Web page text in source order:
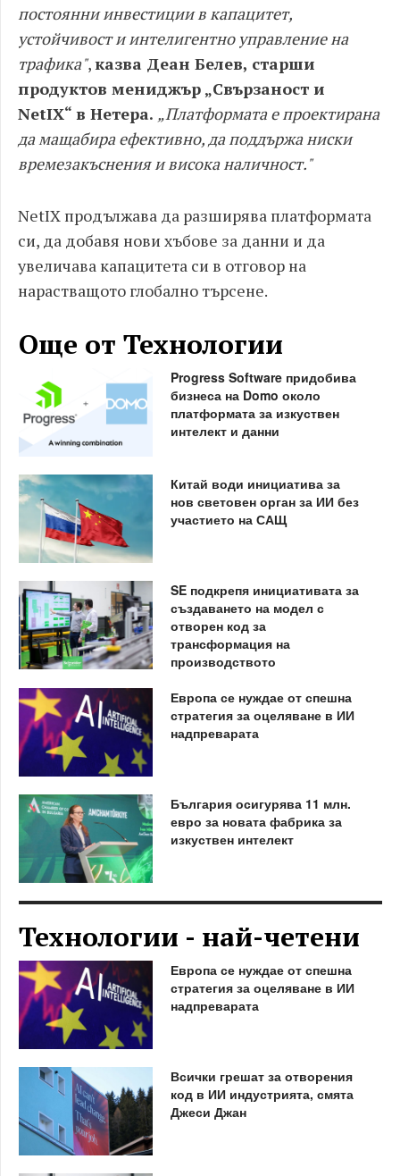
постоянни инвестиции в капацитет,
устойчивост и интелигентно управление на
трафика",казва Деан Белев, старши
продуктов мениджър „Свързаност и
NetIX“ в Нетера. „Платформата е проектирана
да мащабира ефективно, да поддържа ниски
времезакъснения и висока наличност."
NetIX продължава да разширява платформата
си, да добавя нови хъбове за данни и да
увеличава капацитета си в отговор на
нарастващото глобално търсене.
Още от Технологии
Progress Software придобива
бизнеса на Domo около
платформата за изкуствен
интелект и данни
Китай води инициатива за
нов световен орган за ИИ без
участието на САЩ
SE подкрепя инициативата за
създаването на модел с
отворен код за
трансформация на
производството
Европа се нуждае от спешна
стратегия за оцеляване в ИИ
надпреварата
България осигурява 11 млн.
евро за новата фабрика за
изкуствен интелект
Технологии - най-четени
Европа се нуждае от спешна
стратегия за оцеляване в ИИ
надпреварата
Всички грешат за отворения
код в ИИ индустрията, смята
Джеси Джан